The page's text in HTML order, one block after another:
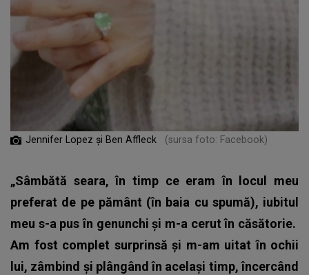
Jennifer Lopez și Ben Affleck (sursa foto: Facebook)
„Sâmbătă seara, în timp ce eram în locul meu
preferat de pe pământ (în baia cu spumă), iubitul
meu s-a pus în genunchi și m-a cerut în căsătorie.
Am fost complet surprinsă și m-am uitat în ochii
lui, zâmbind și plângând în același timp, încercând